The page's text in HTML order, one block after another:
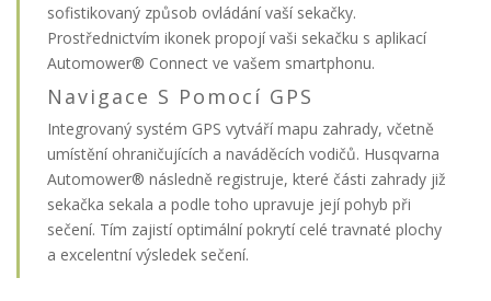
sofistikovaný způsob ovládání vaší sekačky.
Prostřednictvím ikonek propojí vaši sekačku s aplikací
Automower® Connect ve vašem smartphonu.
Navigace S Pomocí GPS
Integrovaný systém GPS vytváří mapu zahrady, včetně
umístění ohraničujících a naváděcích vodičů. Husqvarna
Automower® následně registruje, které části zahrady již
sekačka sekala a podle toho upravuje její pohyb při
sečení. Tím zajistí optimální pokrytí celé travnaté plochy
a excelentní výsledek sečení.